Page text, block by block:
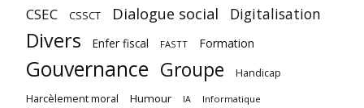
CSEC CSSCT Dialogue social Digitalisation
Divers Enfer fiscal FASTT Formation
Gouvernance Groupe Handicap
Harcèlement moral Humour IA Informatique